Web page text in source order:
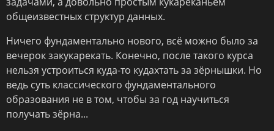
общеизвестных структур данных.
Ничего фундаментально нового, всё можно было за
вечерок закукарекать. Конечно, после такого курса
нельзя устроиться куда-то кудахтать за зёрнышки. Но
ведь суть классического фундаментального
образования не в том, чтобы за год научиться
получать зёрна...